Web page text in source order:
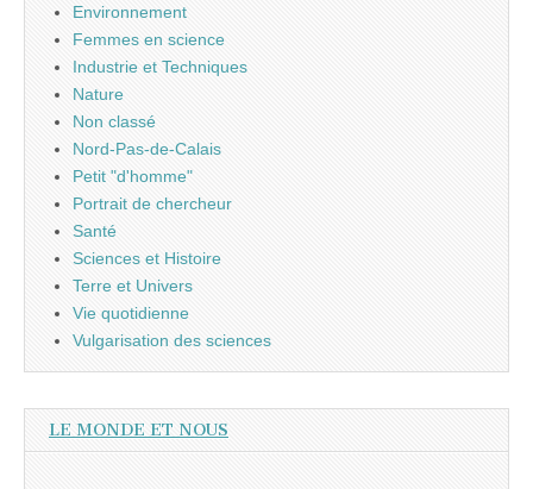
Environnement
Femmes en science
Industrie et Techniques
Nature
Non classé
Nord-Pas-de-Calais
Petit "d'homme"
Portrait de chercheur
Santé
Sciences et Histoire
Terre et Univers
Vie quotidienne
Vulgarisation des sciences
LE MONDE ET NOUS